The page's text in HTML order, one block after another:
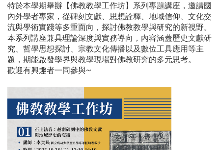
特於本學期舉辦【佛教教學工作坊】系列專題講座，邀請國
內外學者專家，從碑刻文獻、思想詮釋、地域信仰、文化交
流與學術實踐等多重面向，探討佛教教學與研究的新視野。
本系列講座兼具理論深度與實務導向，內容涵蓋歷史文獻研
究、哲學思想探討、宗教文化傳播以及數位工具應用等主
題，期能啟發學界與教學現場對佛教研究的多元思考。
歡迎有興趣者一同參與~